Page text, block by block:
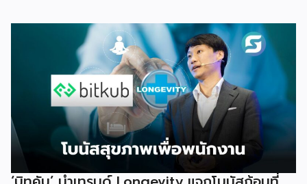
ธุรกิจใหม่ พร้อมทีมช่างที่คอยดูแลตรวจเช็กเครื่องมืออย่าง
สม่ำเสมอ ให้มั่นใจได้ว่าอุปกรณ์ทำงานอย่างมีประสิทธิภาพตลอด
อายุการใช้งาน เหมาะสำหรับคลินิกที่ต้องการสร้างรายได้เพิ่ม โดย
ไม่ต้องใช้เงินก้อนใหญ่ตั้งแต่วันแรก จุดเริ่มต้น มองเห็นกับดักที่
ทำให้อุตสาหกรรมสุขภาพ-ความงามไปไม่ถึงเป้าหมาย Givora
ไม่ได้เริ่มต้นจากการขายเครื่องมือเพียงอย่างเดียว แต่เกิดจากการ
มองเห็นว่าผู้ประกอบการจำนวนมากที่ตั้งใจอยากขยายธุรกิจสู่
Wellness กลับติดกับดักซ้ำ ๆ 3 เรื่องหลัก จนไปไม่ถึงเป้าหมาย
ที่วางไว้ ได้แก่ การไม่มีความรู้และขาดความเชี่ยวชาญเฉพาะด้าน
การไม่มีฐานลูกค้าเพราะการตลาดไม่ตรงกลุ่ม และการเริ่มต้นผิด
จุดทั้งเรื่องเครื่องมือ ระบบ และราคา Givora จึงออกแบบ